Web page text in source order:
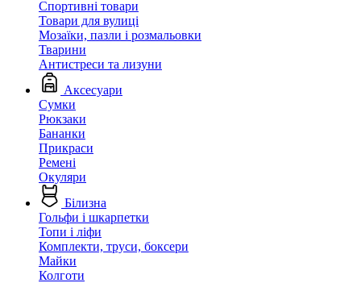
Спортивні товари
Товари для вулиці
Мозаїки, пазли і розмальовки
Тварини
Антистреси та лизуни
Аксесуари
Сумки
Рюкзаки
Бананки
Прикраси
Ремені
Окуляри
Білизна
Гольфи і шкарпетки
Топи і ліфи
Комплекти, труси, боксери
Майки
Колготи